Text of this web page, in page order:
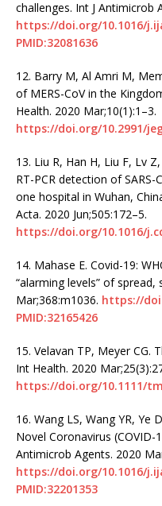
challenges. Int J Antimicrob
https://doi.org/10.1016/
PMID:32081636
12. Barry M, Al Amri M,
of MERS-CoV in the
Health. 2020 Mar;10(1):1–3.
https://doi.org/10.2991/
13. Liu R, Han H, Liu F, Lv
RT-PCR detection of
one hospital in Wuhan,
Acta. 2020 Jun;505:172–5.
https://doi.org/10.1016/
14. Mahase E. Covid-19:
“alarming levels” of
Mar;368:m1036. https://
PMID:32165426
15. Velavan TP, Meyer CG.
Int Health. 2020
https://doi.org/10.1111/
16. Wang LS, Wang YR, Ye
Novel Coronavirus (COVID-
Antimicrob Agents. 2020
https://doi.org/10.1016/
PMID:32201353